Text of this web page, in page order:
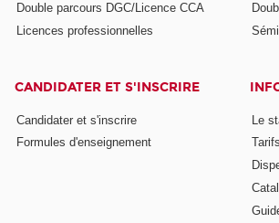
Double parcours DGC/Licence CCA
Licences professionnelles
CANDIDATER ET S'INSCRIRE
Candidater et s'inscrire
Formules d'enseignement
Le
Tarifs